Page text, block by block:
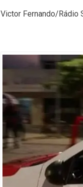
Victor Fernando/Rádio